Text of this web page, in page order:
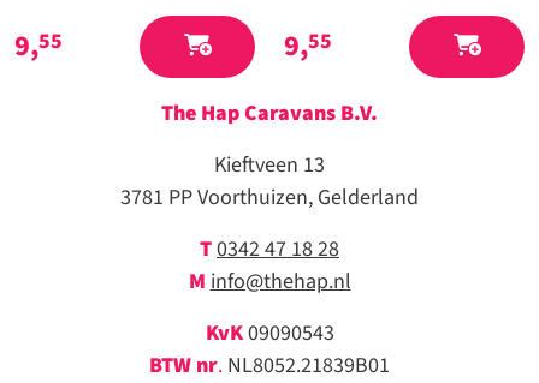
9,55 9,55
The Hap Caravans B.V.
Kieftveen 13
3781 PP Voorthuizen, Gelderland
T0342 47 18 28
Minfo@thehap.nl
KvK09090543
BTW nr. NL8052.21839B01